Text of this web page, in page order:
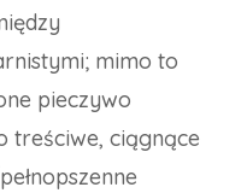
mimo to
pieczywo
treściwe, ciągnące